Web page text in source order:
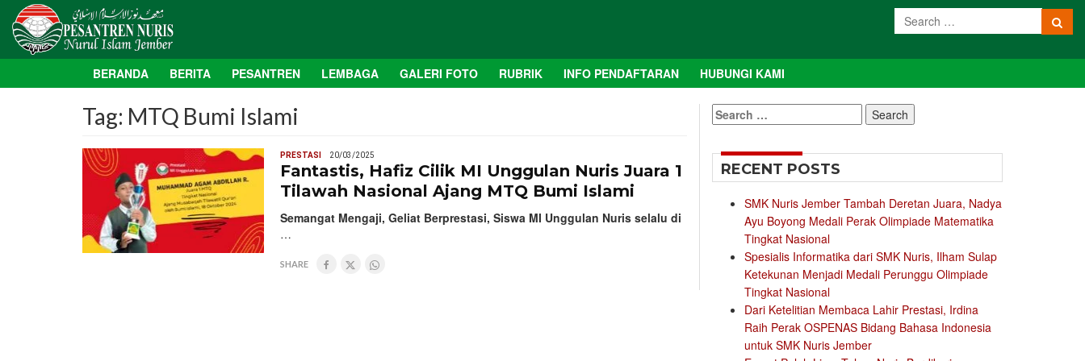
BERANDA BERITA PESANTREN LEMBAGA GALERI FOTO RUBRIK INFO PENDAFTARAN HUBUNGI KAMI
Tag: MTQ Bumi Islami
PRESTASI 20/03/2025
Fantastis, Hafiz Cilik MI Unggulan Nuris Juara 1
Tilawah Nasional Ajang MTQ Bumi Islami
Semangat Mengaji, Geliat Berprestasi, Siswa MI Unggulan Nuris selalu di
…
SHARE
Search
for:
RECENT POSTS
SMK Nuris Jember Tambah Deretan Juara, Nadya
Ayu Boyong Medali Perak Olimpiade Matematika
Tingkat Nasional
Spesialis Informatika dari SMK Nuris, Ilham Sulap
Ketekunan Menjadi Medali Perunggu Olimpiade
Tingkat Nasional
Dari Ketelitian Membaca Lahir Prestasi, Irdina
Raih Perak OSPENAS Bidang Bahasa Indonesia
untuk SMK Nuris Jember